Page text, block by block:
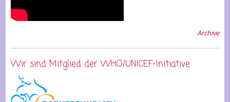
Archive
Wir sind Mitglied der WHO/UNICEF-Initiative